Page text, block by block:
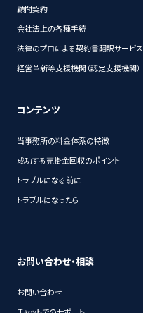
顧問契約
会社法上の各種手続
法律のプロによる契約書翻訳サービス
経営革新等支援機関（認定支援機関）
コンテンツ
当事務所の料金体系の特徴
成功する売掛金回収のポイント
トラブルになる前に
トラブルになったら
お問い合わせ・相談
お問い合わせ